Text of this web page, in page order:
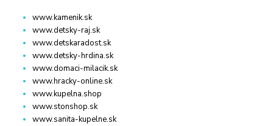
www.kamenik.sk
www.detsky-raj.sk
www.detskaradost.sk
www.detsky-hrdina.sk
www.domaci-milacik.sk
www.hracky-online.sk
www.kupelna.shop
www.stonshop.sk
www.sanita-kupelne.sk